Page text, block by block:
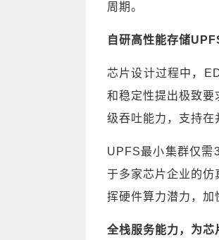
周期。
自研高性能存储
芯片设计过程中，
和稳定性提出极致
级吞吐能力，支持在
UPFS最小集群仅需
于多家芯片企业的仿
挥硬件算力潜力，加
全栈服务能力，为芯